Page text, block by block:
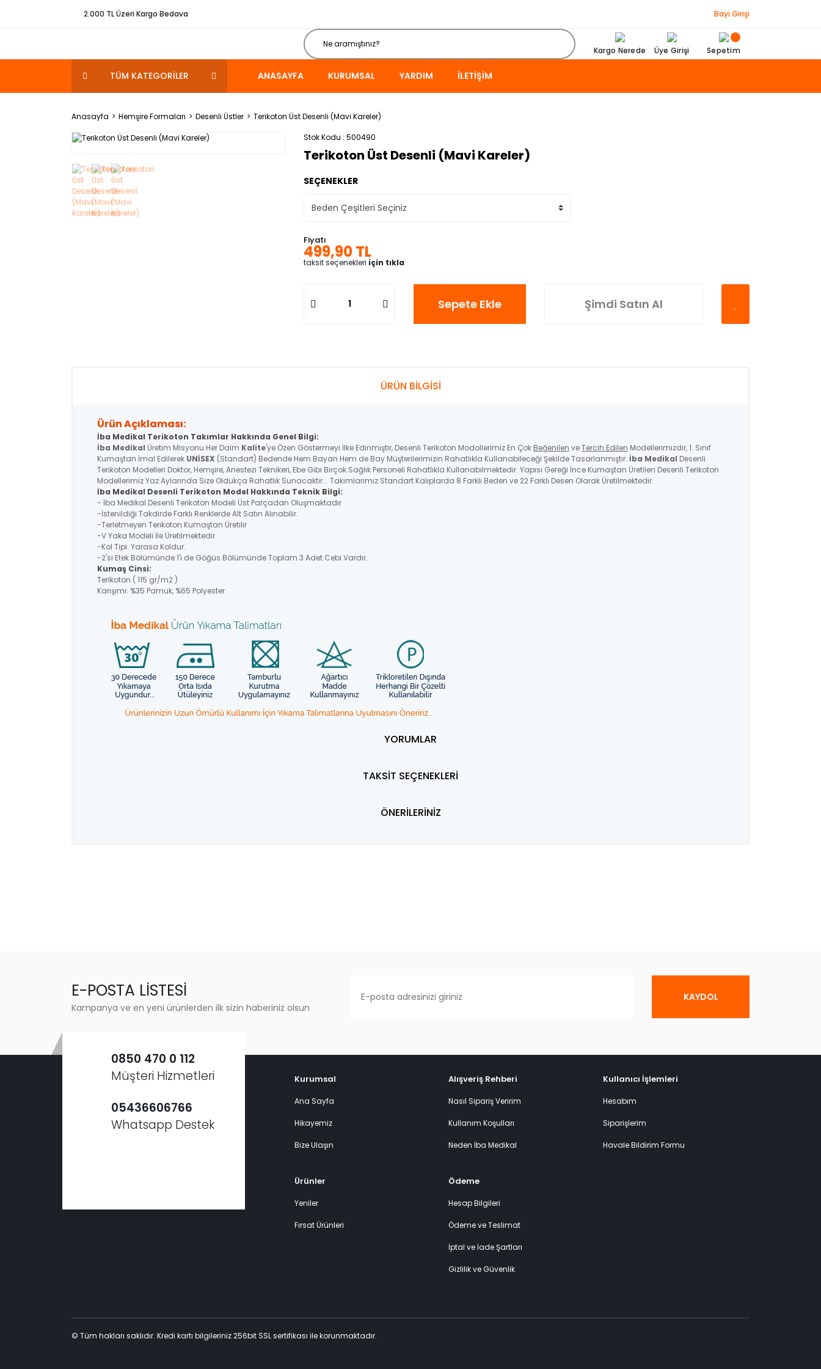
2.000 TL Üzeri Kargo Bedava Bayi Girişi
Kargo Nerede Üye Girişi Sepetim
TÜM KATEGORİLER ANASAYFA KURUMSAL YARDIM İLETIŞIM
Anasayfa Hemşire Formaları Desenli Üstler
Terikoton Üst Desenli (Mavi Kareler)
Stok Kodu 500490
Terikoton Üst Desenli (Mavi Kareler)
SEÇENEKLER
Fiyatı
499,90 TL
taksit seçenekleri için tıkla
Sepete Ekle Şimdi Satın Al
ÜRÜN BİLGİSİ
Ürün Açıklaması:
İba Medikal Terikoton Takımlar Hakkında Genel Bilgi:
İba Medikal Üretim Misyonu Her Daim Kalite'ye Özen Göstermeyi İlke Edinmiştir, Desenli Terikoton Modollerimiz En Çok Beğenilen veTercih Edilen Modellerimizdir, 1. Sınıf
Kumaştan İmal Edilerek UNİSEX (Standart) Bedende Hem Bayan Hem de Bay Müşterilerimizin Rahatlıkla Kullanabileceği Şekilde Tasarlanmıştır. İba Medikal Desenli
Terikoton Modelleri Doktor, Hemşire, Anestezi Teknikeri, Ebe Gibi Birçok Sağlık Personeli Rahatlıkla Kullanabilmektedir. Yapısı Gereği İnce Kumaştan Üretilen Desenli Terikoton
Modellerimiz Yaz Aylarında Size Oldukça Rahatlık Sunacaktır... Takımlarımız Standart Kalıplarda 8 Farklı Beden ve 22 Farklı Desen Olarak Üretilmektedir.
İba Medikal Desenli Terikoton Model Hakkında Teknik Bilgi:
- İba Medikal Desenli Terikoton Modeli Üst Parçadan Oluşmaktadır
-İstenildiği Takdirde Farklı Renklerde Alt Satın Alınabilir.
-Terletmeyen Terikoton Kumaştan Üretilir
-V Yaka Modeli İle Üretilmektedir.
-Kol Tipi: Yarasa Koldur.
-2'si Etek Bölümünde 1'i de Göğüs Bölümünde Toplam 3 Adet Cebi Vardır.
Kumaş Cinsi:
Terikoton ( 115 gr/m2 )
Karışımı: %35 Pamuk, %65 Polyester
YORUMLAR
TAKSİT SEÇENEKLERİ
ÖNERİLERİNİZ
E-POSTA LİSTESİ
Kampanya ve en yeni ürünlerden ilk sizin haberiniz olsun
KAYDOL
0850 470 0 112
Müşteri Hizmetleri
05436606766
Whatsapp Destek
Kurumsal
Ana Sayfa
Hikayemiz
Bize Ulaşın
Alışveriş Rehberi
Nasıl Sipariş Veririm
Kullanım Koşulları
Neden İba Medikal
Ürünler
Yeniler
Fırsat Ürünleri
Ödeme
Hesap Bilgileri
Ödeme ve Teslimat
İptal ve İade Şartları
Gizlilik ve Güvenlik
Kullanıcı İşlemleri
Hesabım
Siparişlerim
Havale Bildirim Formu
© Tüm hakları saklıdır. Kredi kartı bilgileriniz 256bit SSL sertifikası ile korunmaktadır.